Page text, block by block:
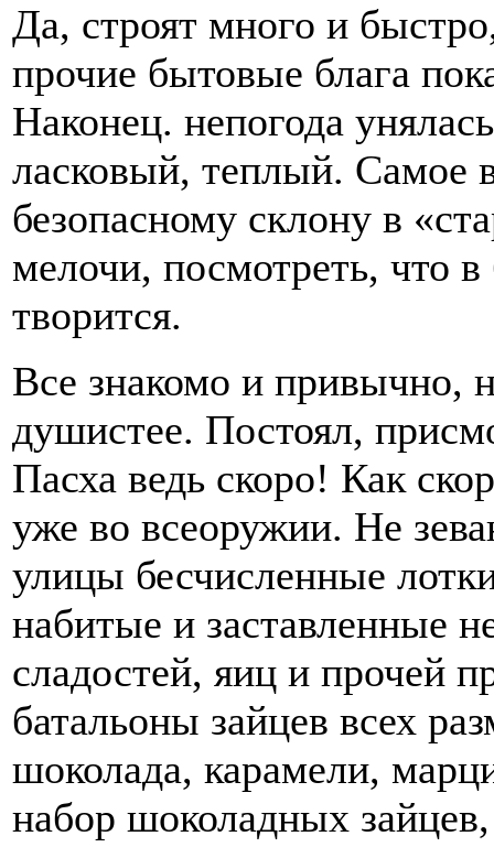
Да, строят много и
прочие бытовые блага
Наконец. непогода
ласковый, теплый. Самое
безопасному склону в
мелочи, посмотреть, что
творится.
Все знакомо и привычно,
душистее. Постоял,
Пасха ведь скоро! Как
уже во всеоружии. Не
улицы бесчисленные
набитые и заставленные
сладостей, яиц и прочей
батальоны зайцев всех
шоколада, карамели,
набор шоколадных